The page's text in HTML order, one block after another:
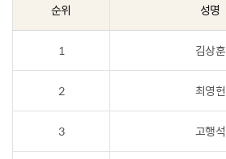
순위 성명
1 김상훈
2 최영헌
3 고행석